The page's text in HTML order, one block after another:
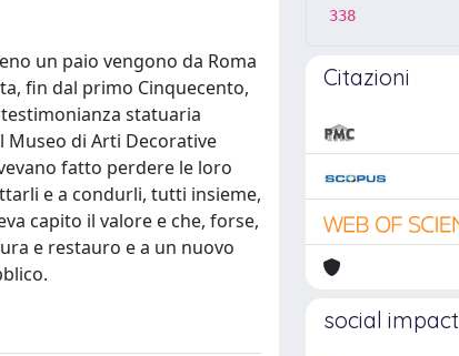
un paio vengono da Roma
fin dal primo Cinquecento,
statuaria
Museo di Arti Decorative
fatto perdere le loro
e a condurli, tutti insieme,
capito il valore e che, forse,
e restauro e a un nuovo
338
Citazioni
social impact